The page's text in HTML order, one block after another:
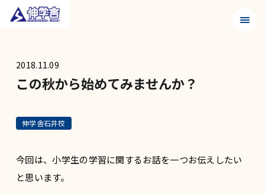
メニ
2018.11.09
この秋から始めてみませんか？
伸学舎石井校
今回は、小学生の学習に関するお話を一つお伝えしたい
と思います。